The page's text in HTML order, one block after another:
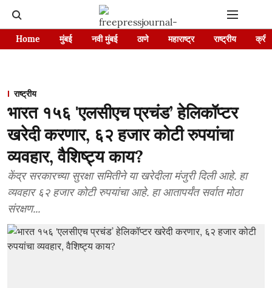
Home मुंबई नवी मुंबई ठाणे महाराष्ट्र राष्ट्रीय
राष्ट्रीय
भारत १५६ 'एलसीएच प्रचंड’ हेलिकॉप्टर
खरेदी करणार, ६२ हजार कोटी रुपयांचा
व्यवहार, वैशिष्ट्य काय?
केंद्र सरकारच्या सुरक्षा समितीने या खरेदीला मंजुरी दिली आहे. हा
व्यवहार ६२ हजार कोटी रुपयांचा आहे. हा आतापर्यंत सर्वात मोठा
संरक्षण...